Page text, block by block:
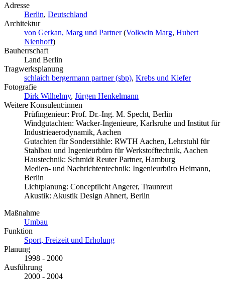
Adresse
Berlin, Deutschland
Architektur
von Gerkan, Marg und Partner(Volkwin Marg, Hubert
Nienhoff)
Bauherrschaft
Land Berlin
Tragwerksplanung
schlaich bergermann partner (sbp), Krebs und Kiefer
Fotografie
Dirk Wilhelmy, Jürgen Henkelmann
Weitere Konsulent:innen
Prüfingenieur: Prof. Dr.-Ing. M. Specht, Berlin
Windgutachten: Wacker-Ingenieure, Karlsruhe und Institut für
Industrieaerodynamik, Aachen
Gutachten für Sonderstähle: RWTH Aachen, Lehrstuhl für
Stahlbau und Ingenieurbüro für Werkstofftechnik, Aachen
Haustechnik: Schmidt Reuter Partner, Hamburg
Medien- und Nachrichtentechnik: Ingenieurbüro Heimann,
Berlin
Lichtplanung: Conceptlicht Angerer, Traunreut
Akustik: Akustik Design Ahnert, Berlin
Maßnahme
Umbau
Funktion
Sport, Freizeit und Erholung
Planung
1998 - 2000
Ausführung
2000 - 2004